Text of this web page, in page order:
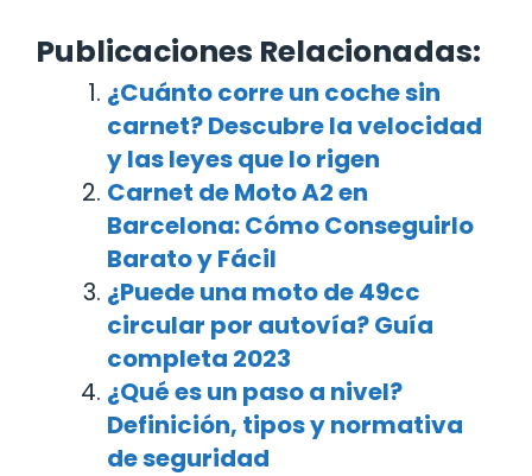
Publicaciones Relacionadas:
¿Cuánto corre un coche sin
carnet? Descubre la velocidad
y las leyes que lo rigen
Carnet de Moto A2 en
Barcelona: Cómo Conseguirlo
Barato y Fácil
¿Puede una moto de 49cc
circular por autovía? Guía
completa 2023
¿Qué es un paso a nivel?
Definición, tipos y normativa
de seguridad